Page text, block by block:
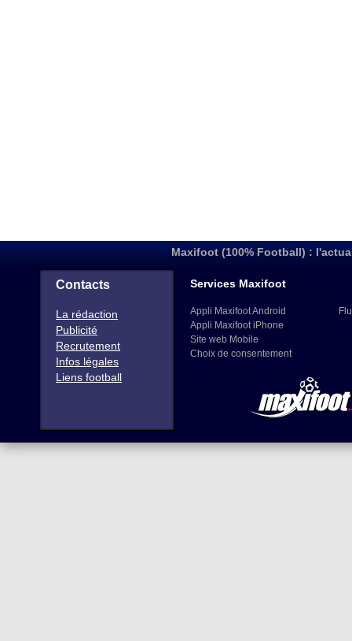
Maxifoot (100% Football) :
Contacts
La rédaction
Publicité
Recrutement
Infos légales
Liens football
Services Maxifoot
Appli Maxifoot Android
Appli Maxifoot iPhone
Site web Mobile
Choix de consentement